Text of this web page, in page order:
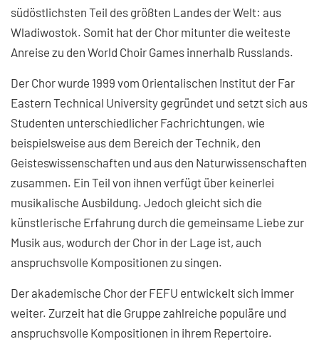
südöstlichsten Teil des größten Landes der Welt: aus
Wladiwostok. Somit hat der Chor mitunter die weiteste
Anreise zu den World Choir Games innerhalb Russlands.
Der Chor wurde 1999 vom Orientalischen Institut der Far
Eastern Technical University gegründet und setzt sich aus
Studenten unterschiedlicher Fachrichtungen, wie
beispielsweise aus dem Bereich der Technik, den
Geisteswissenschaften und aus den Naturwissenschaften
zusammen. Ein Teil von ihnen verfügt über keinerlei
musikalische Ausbildung. Jedoch gleicht sich die
künstlerische Erfahrung durch die gemeinsame Liebe zur
Musik aus, wodurch der Chor in der Lage ist, auch
anspruchsvolle Kompositionen zu singen.
Der akademische Chor der FEFU entwickelt sich immer
weiter. Zurzeit hat die Gruppe zahlreiche populäre und
anspruchsvolle Kompositionen in ihrem Repertoire.